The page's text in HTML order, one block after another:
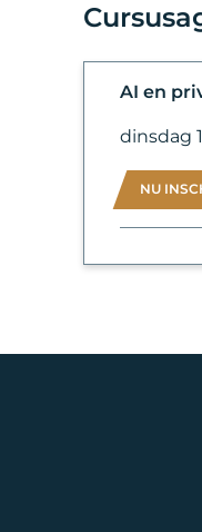
AI en
dinsdag
NU